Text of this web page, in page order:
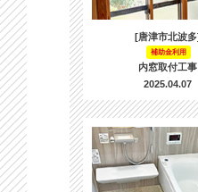
[唐津市北波
補助金利用
内窓取付工事
2025.04.07